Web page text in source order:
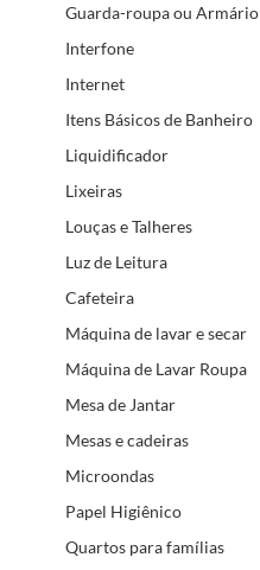
Guarda-roupa ou Armário
Interfone
Internet
Itens Básicos de Banheiro
Liquidificador
Lixeiras
Louças e Talheres
Luz de Leitura
Cafeteira
Máquina de lavar e secar
Máquina de Lavar Roupa
Mesa de Jantar
Mesas e cadeiras
Microondas
Papel Higiênico
Quartos para famílias